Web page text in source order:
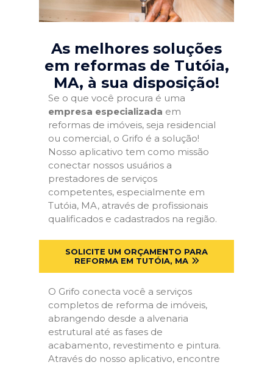
As melhores soluções
em reformas de Tutóia,
MA, à sua disposição!
Se o que você procura é uma
empresa especializada em
reformas de imóveis, seja residencial
ou comercial, o Grifo é a solução!
Nosso aplicativo tem como missão
conectar nossos usuários a
prestadores de serviços
competentes, especialmente em
Tutóia, MA, através de profissionais
qualificados e cadastrados na região.
SOLICITE UM ORÇAMENTO PARA
REFORMA EM TUTÓIA, MA
O Grifo conecta você a serviços
completos de reforma de imóveis,
abrangendo desde a alvenaria
estrutural até as fases de
acabamento, revestimento e pintura.
Através do nosso aplicativo, encontre